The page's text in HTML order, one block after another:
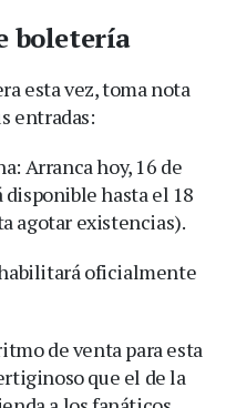
boletería
esta vez, toma nota
entradas:
Arranca hoy, 16 de
disponible hasta el 18
agotar existencias).
oficialmente
de venta para esta
que el de la